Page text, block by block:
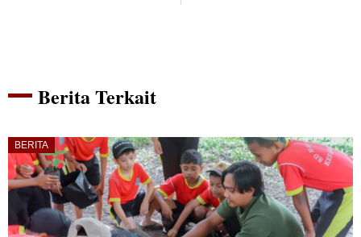
Berita Terkait
BERITA